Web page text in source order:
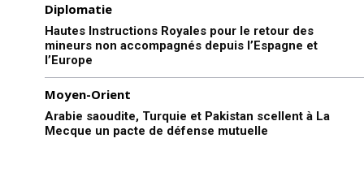
Diplomatie
Hautes Instructions Royales pour le retour des
mineurs non accompagnés depuis l’Espagne et
l’Europe
Moyen-Orient
Arabie saoudite, Turquie et Pakistan scellent à La
Mecque un pacte de défense mutuelle